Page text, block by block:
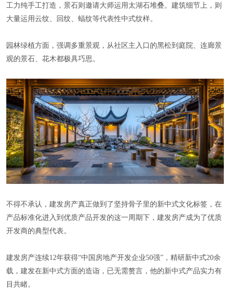
工力纯手工打造，景石则邀请大师运用太湖石堆叠。建筑细节上，则
大量运用云纹、回纹、蝠纹等代表性中式纹样。
园林绿植方面，强调多重景观，从社区主入口的黑松到庭院、连廊景
观的景石、花木都极具巧思。
不得不承认，建发房产真正做到了坚持骨子里的新中式文化标签，在
产品标准化进入到优质产品开发的这一周期下，建发房产成为了优质
开发商的典型代表。
建发房产连续12年获得“中国房地产开发企业50强”，精研新中式20余
载，建发在新中式方面的造诣，已无需赘言，他的新中式产品实力有
目共睹。